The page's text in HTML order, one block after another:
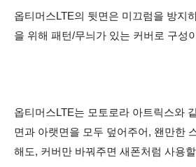
옵티머스LTE의 뒷면은 미끄럼을 방지
을 위해 패턴/무늬가 있는 커버로 구성
옵티머스LTE는 모토로라 아트릭스와
면과 아랫면을 모두 덮어주어, 왠만한
해도, 커버만 바꿔주면 새폰처럼 사용